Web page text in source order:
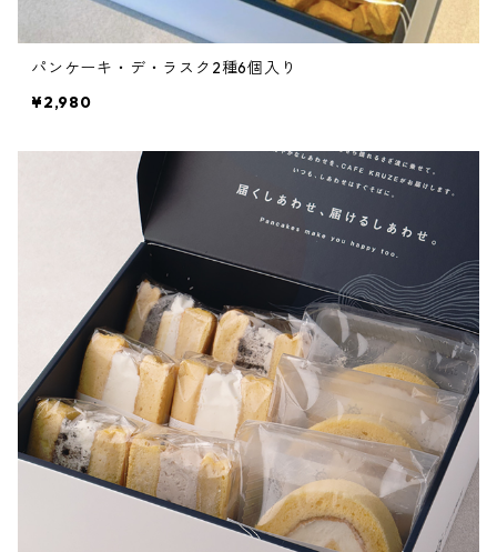
パンケーキ・デ・ラスク2種6個入り
¥2,980